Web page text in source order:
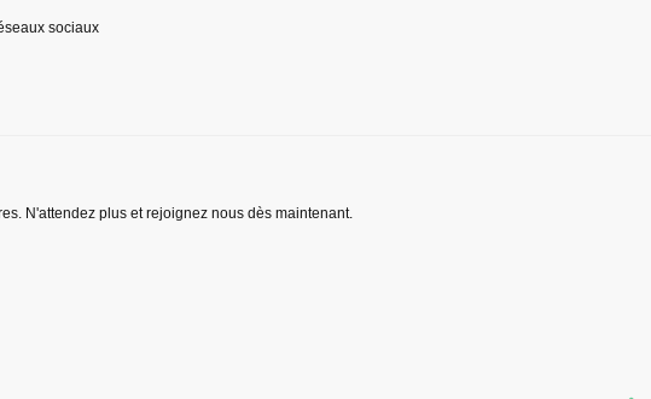
sociaux
N'attendez plus et rejoignez nous dès maintenant.